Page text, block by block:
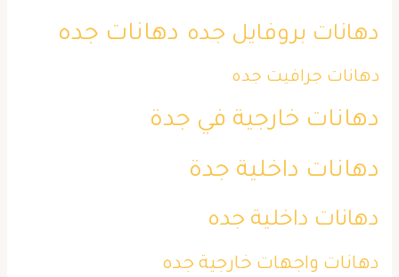
دهانات بروفايل جده دهانات جده
دهانات جرافيت جده
دهانات خارجية في جدة
دهانات داخلية جدة
دهانات داخلية جده
دهانات واجهات خارجية جده